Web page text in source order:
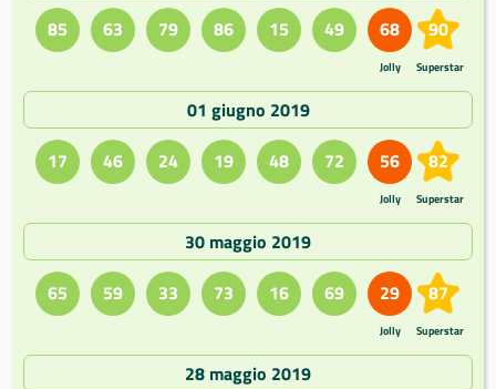
85
63 79 86 15 49 68
Jolly
90
Superstar
01 giugno 2019
17
46 24 19 48 72 56
Jolly
82
Superstar
30 maggio 2019
65
59 33 73 16 69 29
Jolly
87
Superstar
28 maggio 2019